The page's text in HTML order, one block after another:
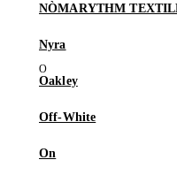
NÒMARYTHM
Nyra
Oakley
Off-White
On